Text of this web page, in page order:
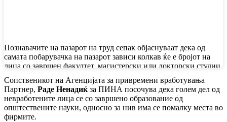
Познавачите на пазарот на труд сепак објаснуваат дека од
самата побарувачка на пазарот зависи колкав ќе е бројот на
лица со завршен факултет, магистерски или докторски студии
кои седат дома.
Сопственикот на Агенцијата за привремени вработувања
Партнер, Раде Ненадиќза ПИНА посочува дека голем дел од
невработените лица се со завршено образование од
општествените науки, односно за нив има се помалку места во
фирмите.